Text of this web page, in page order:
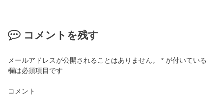
コメントを残す
メールアドレスが公開されることはありません。 * が付いている
欄は必須項目です
コメント